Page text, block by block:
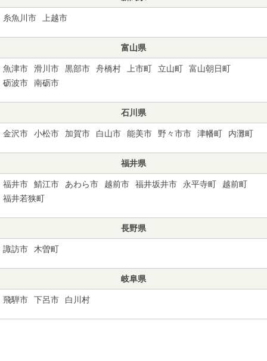
糸魚川市 上越市
富山県
魚津市 滑川市 黒部市 舟橋村 上市町 立山町
富山朝日町
砺波市
南砺市
石川県
金沢市 小松市 加賀市 白山市 能美市 野々市市 津幡町 内灘町
福井県
福井市 鯖江市 あわら市 越前市 福井坂井市 永平寺町
越前町
福井若狭町
長野県
諏訪市 木曽町
岐阜県
飛騨市 下呂市 白川村